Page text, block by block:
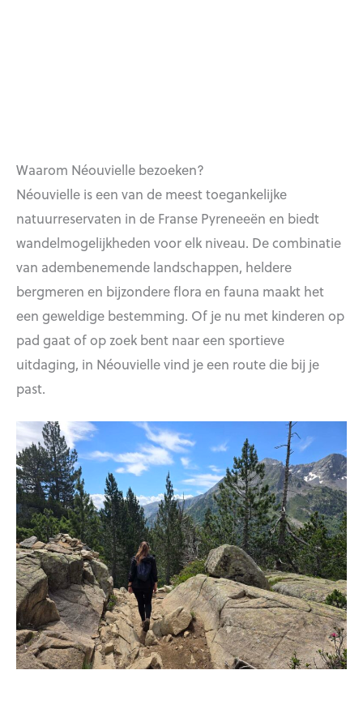
Waarom Néouvielle bezoeken?
Néouvielle is een van de meest toegankelijke
natuurreservaten in de Franse Pyreneeën en biedt
wandelmogelijkheden voor elk niveau. De combinatie
van adembenemende landschappen, heldere
bergmeren en bijzondere flora en fauna maakt het
een geweldige bestemming. Of je nu met kinderen op
pad gaat of op zoek bent naar een sportieve
uitdaging, in Néouvielle vind je een route die bij je
past.